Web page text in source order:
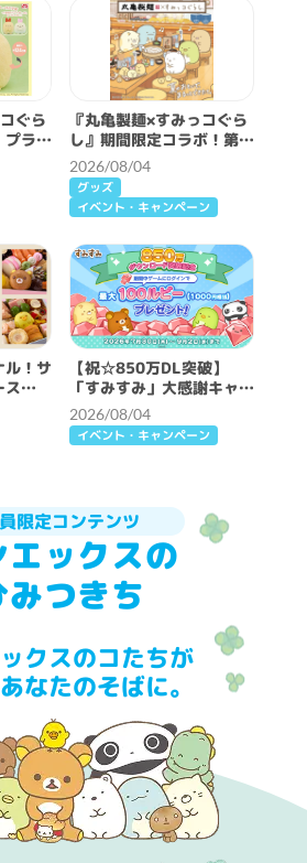
ぐら
プライ
『丸亀製麺×すみっコぐら
し』期間限定コラボ！第2
弾スタート！
2026/08/04
グッズ
イベント・キャンペーン
ル！サ
ス
【祝☆850万DL突破】
「すみすみ」大感謝キャン
ペーン開催♪
2026/08/04
イベント・キャンペーン
限定コンテンツ
ックスの
みつきち
クスのコたちが
なたのそばに。